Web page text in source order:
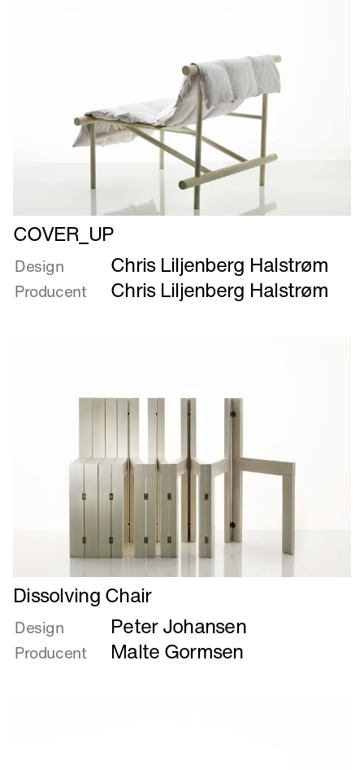
Læs
mere
om
COVER_UP
COVER_UP
Design Chris Liljenberg Halstrøm
Producent Chris Liljenberg Halstrøm
Læs
mere
om
Dissolving
Chair
Dissolving Chair
Design Peter Johansen
Producent Malte Gormsen